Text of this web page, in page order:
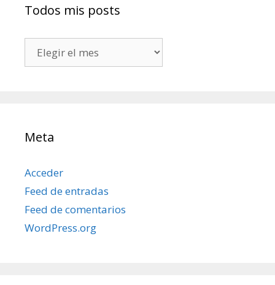
Todos mis posts
mis
Meta
Acceder
Feed de entradas
Feed de comentarios
WordPress.org